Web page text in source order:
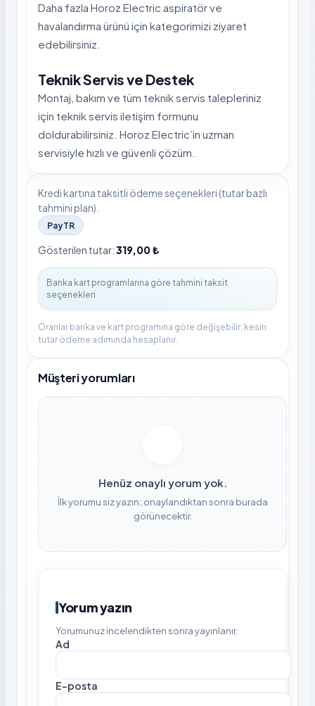
Daha fazla Horoz Electric aspiratör ve
havalandırma ürünü için kategorimizi ziyaret
edebilirsiniz.
Teknik Servis ve Destek
Montaj, bakım ve tüm teknik servis talepleriniz
için teknik servis iletişim formunu
doldurabilirsiniz. Horoz Electric’in uzman
servisiyle hızlı ve güvenli çözüm.
Kredi kartına taksitli ödeme seçenekleri (tutar bazlı
tahmini plan).
PayTR
Gösterilen tutar:319,00 ₺
Oranlar banka ve kart programına göre değişebilir; kesin
tutar ödeme adımında hesaplanır.
Müşteri yorumları
Henüz onaylı yorum yok.
İlk yorumu siz yazın; onaylandıktan sonra burada
görünecektir.
Yorum yazın
Yorumunuz incelendikten sonra yayınlanır.
Ad
E-posta